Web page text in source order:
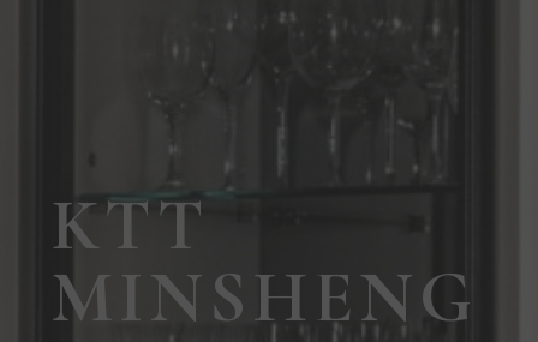
KTT
MINSHENG